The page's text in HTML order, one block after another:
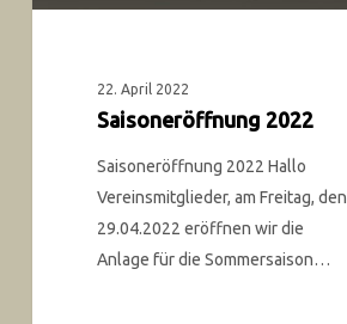
22. April 2022
Saisoneröffnung 2022
Saisoneröffnung 2022 Hallo
Vereinsmitglieder, am Freitag, den
29.04.2022 eröffnen wir die
Anlage für die Sommersaison…